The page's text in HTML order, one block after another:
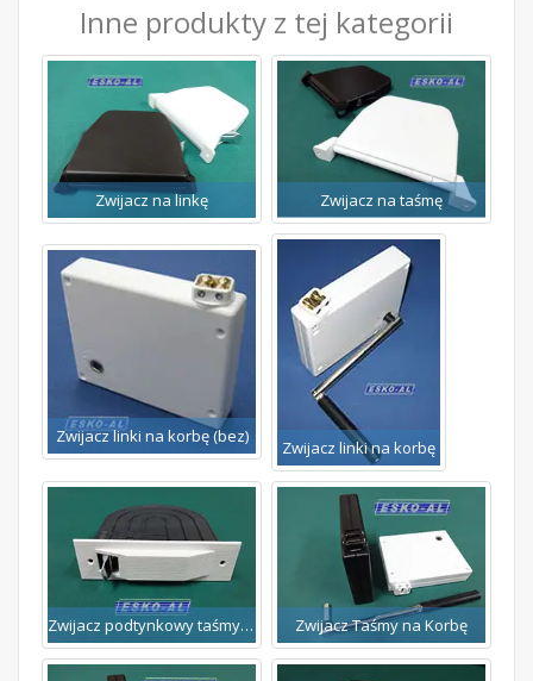
Inne produkty z tej kategorii
Zwijacz na linkę Zwijacz na taśmę
Zwijacz linki na korbę (bez)
Zwijacz linki na korbę
Zwijacz podtynkowy taśmy 14mm Zwijacz Taśmy na Korbę